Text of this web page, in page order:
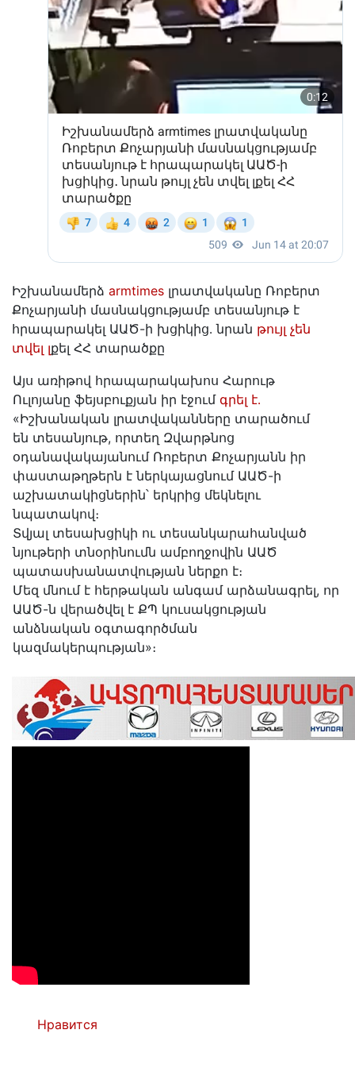
Իշխանամերձ armtimes լրատվականը Ռոբերտ
Քոչարյանի մասնակցությամբ տեսանյութ է
հրապարակել ԱԱԾ-ի խցիկից․ նրան թույլ չեն
տվել լքել ՀՀ տարածքը
Այս առիթով հրապարակախոս Հարութ
Ուլոյանը ֆեյսբուքյան իր էջում գրել է․
«Իշխանական լրատվականները տարածում
են տեսանյութ, որտեղ Զվարթնոց
օդանավակայանում Ռոբերտ Քոչարյանն իր
փաստաթղթերն է ներկայացնում ԱԱԾ-ի
աշխատակիցներին՝ երկրից մեկնելու
նպատակով։
Տվյալ տեսախցիկի ու տեսանկարահանված
նյութերի տնօրինումն ամբողջովին ԱԱԾ
պատասխանատվության ներքո է։
Մեզ մնում է հերթական անգամ արձանագրել, որ
ԱԱԾ-ն վերածվել է ՔՊ կուսակցության
անձնական օգտագործման
կազմակերպության»։
Нравится